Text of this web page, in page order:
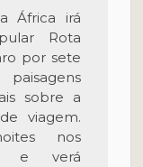
África irá
Rota
por sete
sobre a
viagem.
nos
e verá